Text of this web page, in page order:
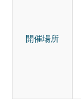
開催場所